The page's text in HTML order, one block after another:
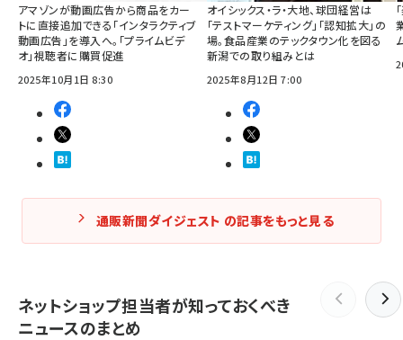
アマゾンが動画広告から商品をカー
トに直接追加できる「インタラクティブ
動画広告」を導入へ。「プライムビデ
オ」視聴者に購買促進
2025年10月1日 8:30
オイシックス・ラ・大地、球団経営は
「テストマーケティング」「認知拡大」の
場。食品産業のテックタウン化を図る
新潟での取り組みとは
2025年8月12日 7:00
通販新聞ダイジェスト の記事をもっと見る
ネットショップ担当者が知っておくべき
ニュースのまとめ